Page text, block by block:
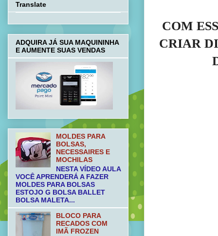
COM
CRIAR
Translate
ADQUIRA JÁ SUA MAQUININHA
E AUMENTE SUAS VENDAS
MOLDES PARA
BOLSAS,
NECESSAIRES E
MOCHILAS
NESTA VÍDEO AULA
VOCÊ APRENDERÁ A FAZER
MOLDES PARA BOLSAS
ESTOJO G BOLSA BALLET
BOLSA MALETA...
BLOCO PARA
RECADOS COM
IMÃ FROZEN